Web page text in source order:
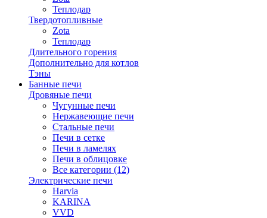
Теплодар
Твердотопливные
Zota
Теплодар
Длительного горения
Дополнительно для котлов
Тэны
Банные печи
Дровяные печи
Чугунные печи
Нержавеющие печи
Стальные печи
Печи в сетке
Печи в ламелях
Печи в облицовке
Все категории (12)
Электрические печи
Harvia
KARINA
VVD